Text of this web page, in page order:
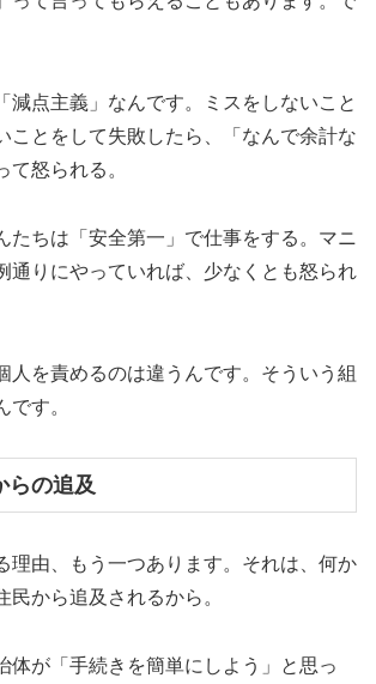
減点主義」なんです。ミスをしないこと
ことをして失敗したら、「なんで余計な
て怒られる。
たちは「安全第一」で仕事をする。マニ
通りにやっていれば、少なくとも怒られ
人を責めるのは違うんです。そういう組
です。
らの追及
理由、もう一つあります。それは、何か
民から追及されるから。
体が「手続きを簡単にしよう」と思っ